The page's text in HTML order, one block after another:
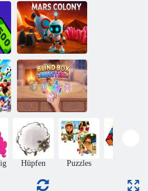
Marskolonie
Blindbox-
Meister
Hüpfen Puzzles